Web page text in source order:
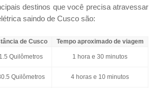
destinos que você precisa atravessar
saindo de Cusco são:
de Cusco Tempo aproximado de viagem
Quilômetros 1 hora e 30 minutos
Quilômetros 4 horas e 10 minutos